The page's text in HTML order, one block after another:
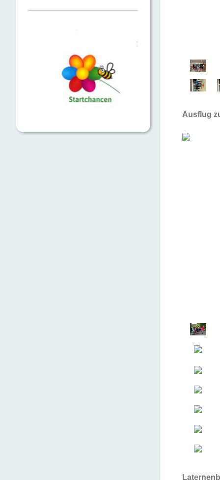
Ausflug